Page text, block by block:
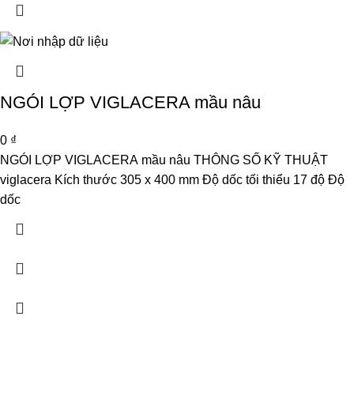
NGÓI LỢP VIGLACERA mầu nâu
0 ₫
NGÓI LỢP VIGLACERA mầu nâu THÔNG SỐ KỸ THUẬT
viglacera Kích thước 305 x 400 mm Độ dốc tối thiểu 17 độ Độ
dốc